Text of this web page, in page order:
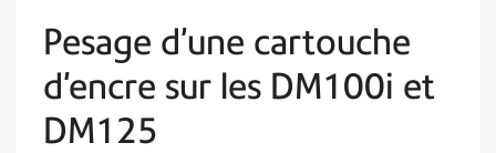
Pesage d’une cartouche
d'encre sur les DM100i et
DM125